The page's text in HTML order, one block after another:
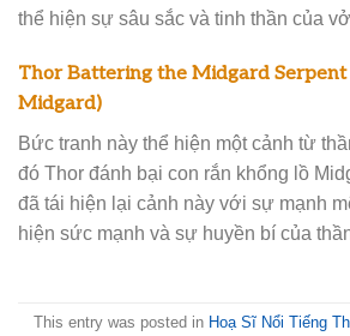
thể hiện sự sâu sắc và tinh thần của
Thor Battering the Midgard
Midgard)
Bức tranh này thể hiện một cảnh từ
đó Thor đánh bại con rắn khổng lồ
đã tái hiện lại cảnh này với sự mạnh
hiện sức mạnh và sự huyền bí của
This entry was posted in Hoạ Sĩ Nổi Tiếng